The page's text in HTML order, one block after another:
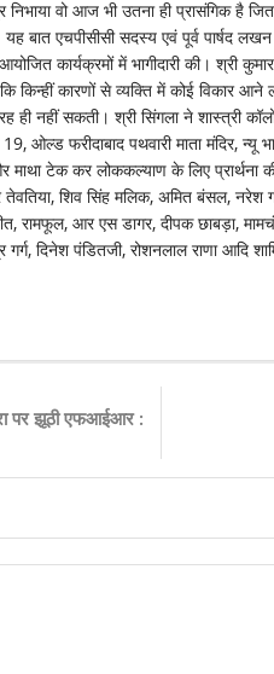
वो आज भी उतना ही प्रासंगिक है
यह बात एचपीसीसी सदस्य एवं पूर्व पार्षद
कार्यक्रमों में भागीदारी की। श्री
कारणों से व्यक्ति में कोई विकार आने
ही नहीं सकती। श्री सिंगला ने शास्त्री
ओल्ड फरीदाबाद पथवारी माता मंदिर,
और माथा टेक कर लोककल्याण के लिए
शिव सिंह मलिक, अमित बंसल, नरेश
रामफूल, आर एस डागर, दीपक छाबड़ा,
गर्ग, दिनेश पंडितजी, रोशनलाल राणा आदि
पर झूठी एफआईआर :